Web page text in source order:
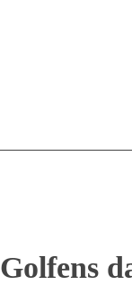
Golfens